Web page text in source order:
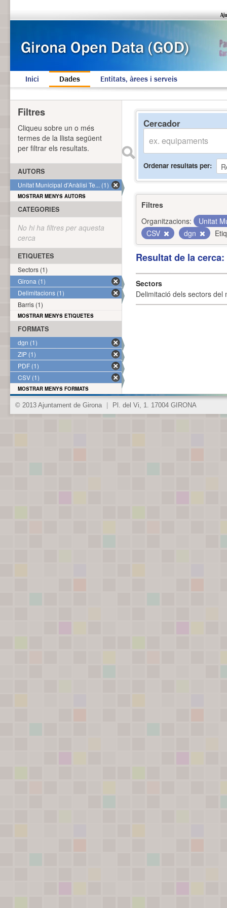
Inici Dades Entitats, àrees i serveis
Cercador
Ordenar resultats per
Filtres
Organitzacions:
Unitat
CSV
dgn
Resultat de la
Sectors
Delimitació dels sectors del
Filtres
Cliqueu sobre un o més
termes de la llista següent
per filtrar els resultats.
AUTORS
Unitat Municipal d'Anàlisi Te... (1)
MOSTRAR MENYS AUTORS
CATEGORIES
No hi ha filtres per aquesta
cerca
ETIQUETES
Sectors (1)
Girona (1)
Delimitacions (1)
Barris (1)
MOSTRAR MENYS ETIQUETES
FORMATS
dgn (1)
ZIP (1)
PDF (1)
CSV (1)
MOSTRAR MENYS FORMATS
© 2013 Ajuntament de Girona Pl. del Vi, 1. 17004 GIRONA